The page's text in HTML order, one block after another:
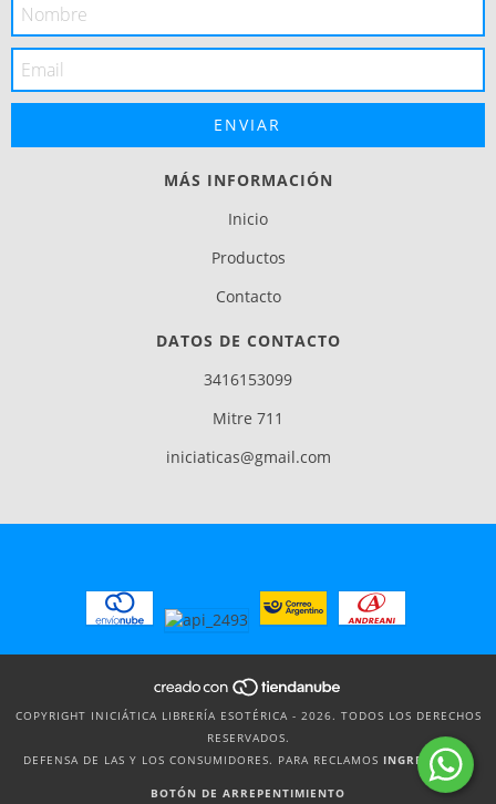
MÁS INFORMACIÓN
Inicio
Productos
Contacto
DATOS DE CONTACTO
3416153099
Mitre 711
iniciaticas@gmail.com
COPYRIGHT INICIÁTICA LIBRERÍA ESOTÉRICA - 2026. TODOS LOS DERECHOS
RESERVADOS.
DEFENSA DE LAS Y LOS CONSUMIDORES. PARA RECLAMOS INGRESÁ ACÁ.
BOTÓN DE ARREPENTIMIENTO